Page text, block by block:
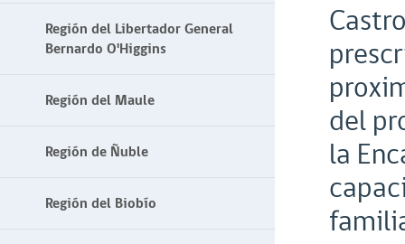
Región del Libertador General
Bernardo O'Higgins
Región del Maule
Región de Ñuble
Región del Biobío
del
la